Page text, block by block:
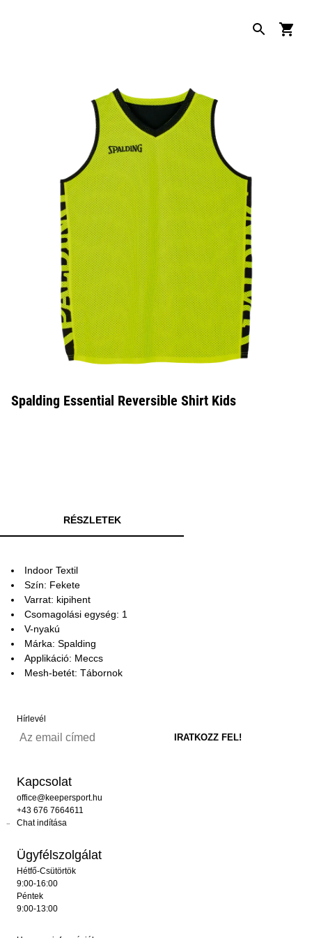
Spalding Essential Reversible Shirt Kids
RÉSZLETEK
Indoor Textil
Szín: Fekete
Varrat: kipihent
Csomagolási egység: 1
V-nyakú
Márka: Spalding
Applikáció: Meccs
Mesh-betét: Tábornok
Hírlevél
Kapcsolat
office@keepersport.hu
+43 676 7664611
Chat indítása
Ügyfélszolgálat
Hétfő-Csütörtök
9:00-16:00
Péntek
9:00-13:00